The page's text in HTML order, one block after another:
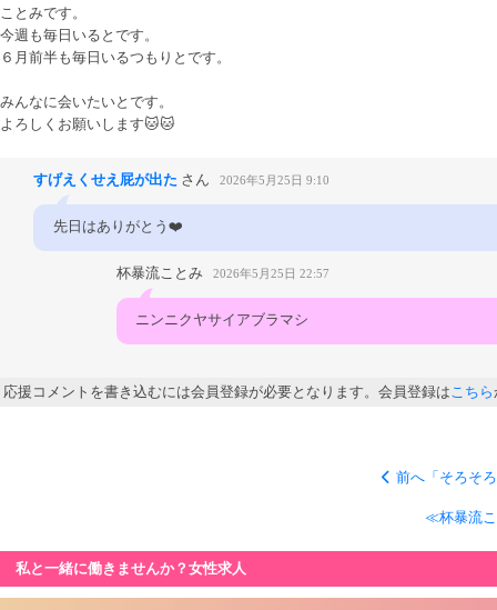
ことみです。
今週も毎日いるとです。
６月前半も毎日いるつもりとです。
みんなに会いたいとです。
よろしくお願いします🐱🐱
すげえくせえ屁が出た さん 2026年5月25日 9:10
先日はありがとう❤️
杯暴流ことみ 2026年5月25日 22:57
ニンニクヤサイアブラマシ
応援コメントを書き込むには会員登録が必要となります。会員登録はこちら
前へ「そろそ
≪杯暴流
私と一緒に働きませんか？女性求人